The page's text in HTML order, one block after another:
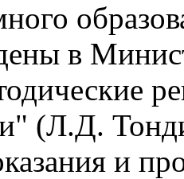
в
(Л.Д.
и